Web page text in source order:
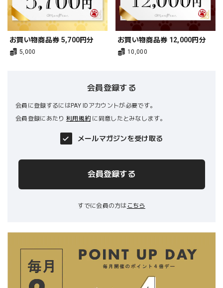
お買い物商品券 5,700円分
5,000
お買い物商品券 12,000円分
10,000
会員登録する
会員に登録するにはPAY IDアカウントが必要です。
会員登録にあたり 利用規約 に同意したとみなします。
メールマガジンを受け取る
会員登録する
すでに会員の方は こちら